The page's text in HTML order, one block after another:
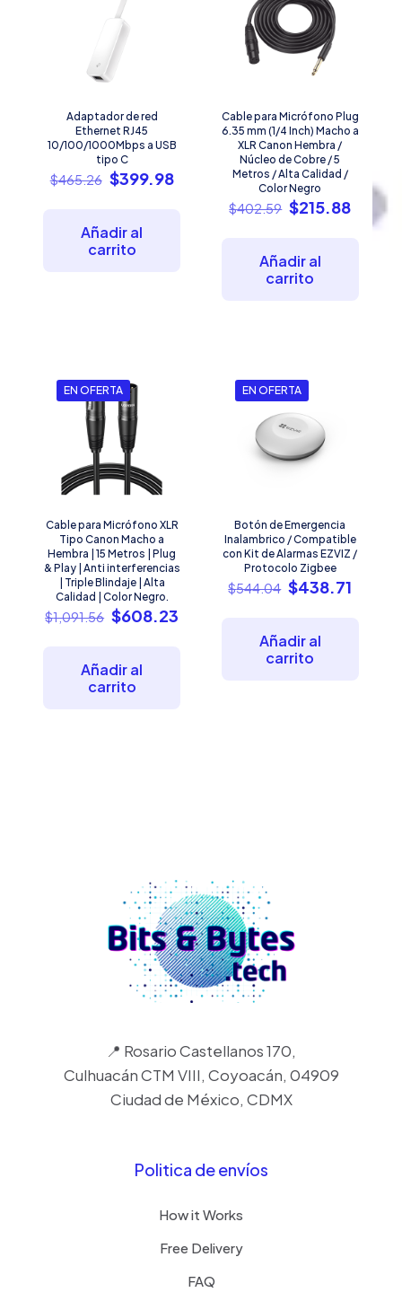
Adaptador de red
Ethernet RJ45
10/100/1000Mbps a USB
tipo C
$465.26 El
precio
era:
$465.26.
$399.98El
Añadir al
carrito
Cable para Micrófono Plug
6.35 mm (1/4 Inch) Macho a
XLR Canon Hembra /
Núcleo de Cobre / 5
Metros / Alta Calidad /
Color Negro
$402.59 El
precio
era:
$402.59.
$215.88El
precio
Añadir al
carrito
EN OFERTA
Cable para Micrófono XLR
Tipo Canon Macho a
Hembra | 15 Metros | Plug
& Play | Anti interferencias
| Triple Blindaje | Alta
Calidad | Color Negro.
$1,091.56 El
era:
$1,091.56.
$608.23
Añadir al
carrito
EN OFERTA
Botón de Emergencia
Inalambrico / Compatible
con Kit de Alarmas EZVIZ /
Protocolo Zigbee
$544.04 El
era:
$544.04.
$438.71
Añadir al
carrito
📍 Rosario Castellanos 170,
Culhuacán CTM VIII, Coyoacán, 04909
Ciudad de México, CDMX
Politica de envíos
How it Works
Free Delivery
FAQ